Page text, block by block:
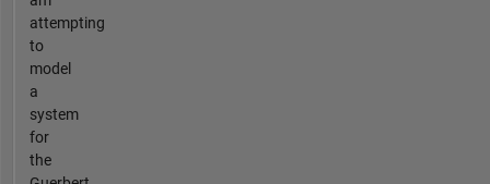
attempting
to
model
a
system
for
the